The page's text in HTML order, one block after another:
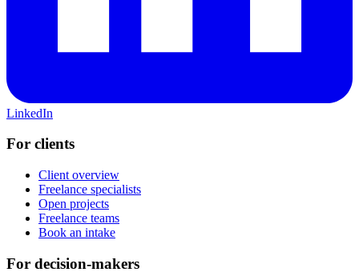
LinkedIn
For clients
Client overview
Freelance specialists
Open projects
Freelance teams
Book an intake
For decision-makers